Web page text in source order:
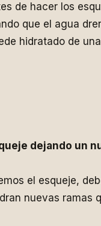
de hacer los
que el agua
hidratado de
dejando un
el esqueje,
nuevas ramas